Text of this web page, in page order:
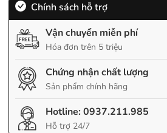
Chính sách hỗ trợ
Vận chuyển miễn phí
Hóa đơn trên 5 triệu
Chứng nhận chất lượng
Sản phẩm chính hãng
Hotline:0937.211.985
Hỗ trợ 24/7